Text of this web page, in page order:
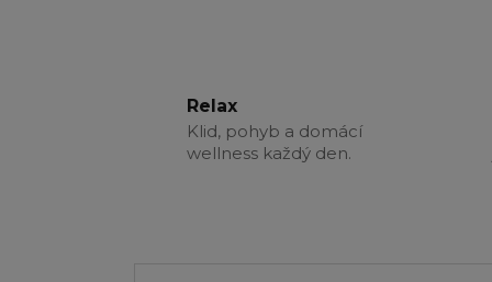
Relax
Klid, pohyb a domácí
wellness každý den.